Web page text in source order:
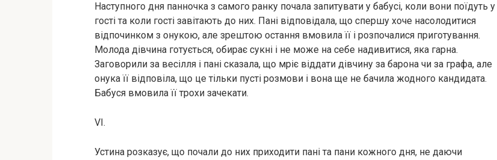
Наступного дня панночка з самого ранку почала запитувати у бабусі, коли вони поїдуть у
гості та коли гості завітають до них. Пані відповідала, що спершу хоче насолодитися
відпочинком з онукою, але зрештою остання вмовила її і розпочалися приготування.
Молода дівчина готується, обирає сукні і не може на себе надивитися, яка гарна.
Заговорили за весілля і пані сказала, що мріє віддати дівчину за барона чи за графа, але
онука її відповіла, що це тільки пусті розмови і вона ще не бачила жодного кандидата.
Бабуся вмовила її трохи зачекати.
VI.
Устина розказує, що почали до них приходити пані та пани кожного дня, не даючи